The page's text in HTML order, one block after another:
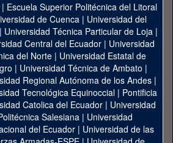
Escuela Superior Politécnica del Litoral
de Cuenca| Universidad del
Universidad Técnica Particular de Loja|
Central del Ecuador| Universidad
del Norte | Universidad Estatal de
| Universidad Técnica de Ambato |
Regional Autónoma de los Andes|
Tecnológica Equinoccial| Pontificia
Catolica del Ecuador | Universidad
Salesiana | Universidad
del Ecuador | Universidad de las